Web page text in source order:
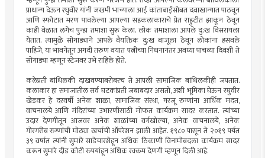
प्राधान्य देऊन रघुवीर यांनी जखमी भाच्याला आई कांताबाईसोबत दवाखान्यात पाठवून
आणि स्फोटात मरण पावलेल्या आपल्या सहकलाकाराचे प्रेत राहुटीत झाकून ठेवून
काही वेळात लगेच पुन्हा तमाशा सुरू केला. लोक तमाशाला आपले दु:ख विसरायला
येतात. त्यामुळे सोंगाड्याने आपले वैयक्तिक दु:ख बाजूला ठेवून लोकांना हसवले
पाहिजे, या भावनेतून अगदी तरुण वयात पत्नीच्या निधनानंतर अवघ्या पाचव्या दिवशी ते
सोंगाड्या म्हणून स्टेजवर उभे राहिले होते.
कलेप्रती बांधिलकी दाखवण्याबरोबरच ते आपली सामाजिक बांधिलकीही जपतात.
कलाकार हा समाजातील सर्व घटकांप्रती जबाबदार असतो, अशी भूमिका घेऊन रघुवीर
खेडकर हे दरवर्षी अनेक शाळा, सामाजिक संस्था, गरजू रुग्णांना आर्थिक मदत,
वाचनालये आणि मंदिरांच्या उभारणीसाठी मोफत कार्यक्रम सादर करतात. त्यांच्या
उदार देणगीतून आजवर अनेक शाळांच्या वर्गखोल्या, अनेक वाचनालये, अनेक
गोरगरीब रुग्णांची मोठ्या खर्चाची ऑपरेशन झाली आहेत. १९८० पासून ते २०१९ पर्यंत
३९ वर्षांत त्यांनी सुमारे साडेचारशेहून अधिक ठिकाणी विनामोबदला कार्यक्रम सादर
करून सुमारे दीड कोटी रुपयांहून अधिक रक्कम देणगी म्हणून दिली आहे.